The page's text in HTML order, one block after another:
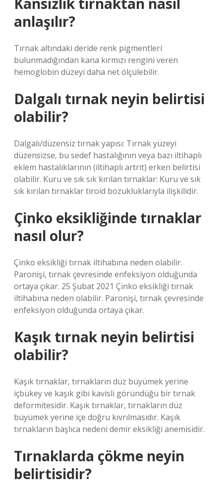
anlaşılır?
Tırnak altındaki deride renk pigmentleri
bulunmadığından kana kırmızı rengini veren
hemoglobin düzeyi daha net ölçülebilir.
Dalgalı tırnak neyin belirtisi
olabilir?
Dalgalı/düzensiz tırnak yapısı: Tırnak yüzeyi
düzensizse, bu sedef hastalığının veya bazı iltihaplı
eklem hastalıklarının (iltihaplı artrit) erken belirtisi
olabilir. Kuru ve sık sık kırılan tırnaklar: Kuru ve sık
sık kırılan tırnaklar tiroid bozukluklarıyla ilişkilidir.
Çinko eksikliğinde tırnaklar
nasıl olur?
Çinko eksikliği tırnak iltihabına neden olabilir.
Paronişi, tırnak çevresinde enfeksiyon olduğunda
ortaya çıkar. 25 Şubat 2021 Çinko eksikliği tırnak
iltihabına neden olabilir. Paronişi, tırnak çevresinde
enfeksiyon olduğunda ortaya çıkar.
Kaşık tırnak neyin belirtisi
olabilir?
Kaşık tırnaklar, tırnakların düz büyümek yerine
içbükey ve kaşık gibi kavisli göründüğü bir tırnak
deformitesidir. Kaşık tırnaklar, tırnakların düz
büyümek yerine içe doğru kıvrılmasıdır. Kaşık
tırnakların başlıca nedeni demir eksikliği anemisidir.
Tırnaklarda çökme neyin
belirtisidir?